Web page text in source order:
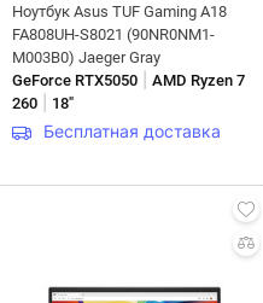
Ноутбук Asus TUF Gaming A18
FA808UH-S8021 (90NR0NM1-
M003B0) Jaeger Gray
GeForce RTX5050
AMD Ryzen 7
260
18"
Бесплатная доставка